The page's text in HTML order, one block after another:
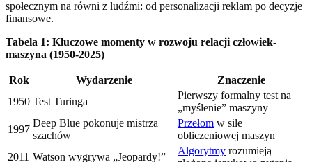
społecznym na równi z ludźmi: od personalizacji reklam po decyzje
finansowe.
Tabela 1: Kluczowe momenty w rozwoju relacji człowiek-
maszyna (1950-2025)
Rok Wydarzenie
Znaczenie
1950 Test Turinga
Pierwszy formalny test na
„myślenie” maszyny
1997
Deep Blue pokonuje mistrza
szachów
Przełom w sile
obliczeniowej maszyn
2011 Watson wygrywa „Jeopardy!”
Algorytmy rozumieją